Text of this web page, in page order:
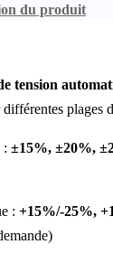
du produit
tension
plages
: ±15%, ±20%,
: +15%/-25%,